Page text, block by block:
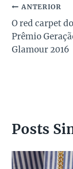
de
Post
ANTERIOR
O red carpet do
Prêmio
Glamour 2016
Posts